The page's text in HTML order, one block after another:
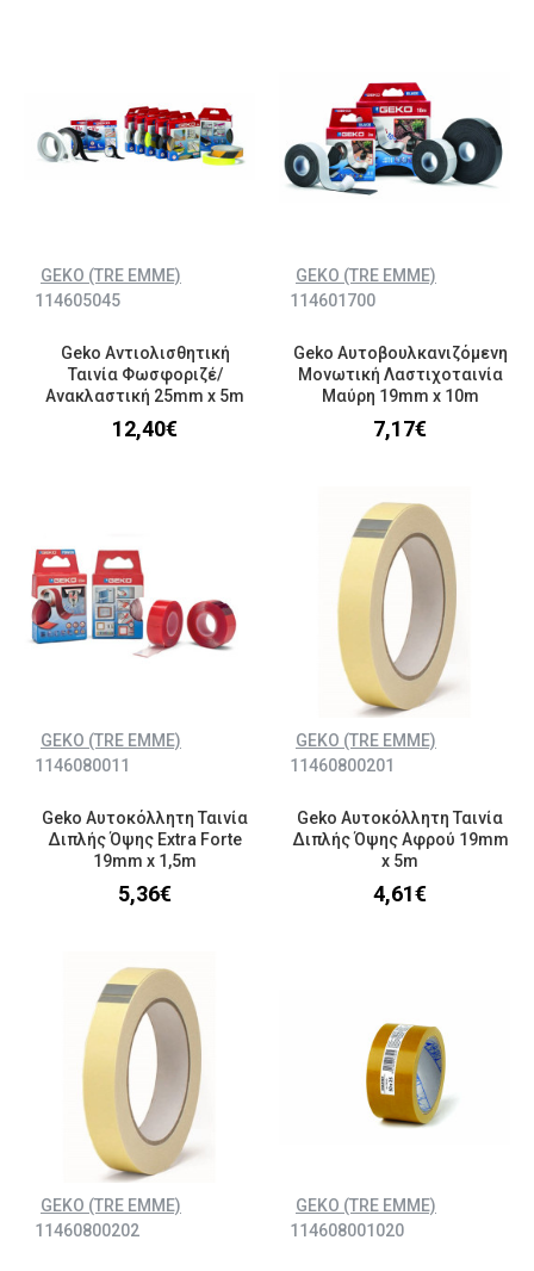
GEKO (TRE EMME)
114605045
Geko Αντιολισθητική
Ταινία Φωσφοριζέ/
Ανακλαστική 25mm x 5m
12,40€
GEKO (TRE EMME)
114601700
Geko Αυτοβουλκανιζόμενη
Μονωτική Λαστιχοταινία
Μαύρη 19mm x 10m
7,17€
GEKO (TRE EMME)
1146080011
Geko Αυτοκόλλητη Ταινία
Διπλής Όψης Extra Forte
19mm x 1,5m
5,36€
GEKO (TRE EMME)
11460800201
Geko Αυτοκόλλητη Ταινία
Διπλής Όψης Αφρού 19mm
x 5m
4,61€
GEKO (TRE EMME)
11460800202
GEKO (TRE EMME)
114608001020